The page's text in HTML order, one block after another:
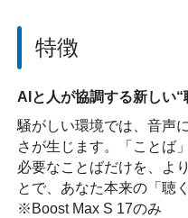
特徴
AIと人が協調する新しい“
騒がしい環境では、音声
さが生じます。「ことば
必要なことばだけを、よ
とで、あなた本来の「聴
※Boost Max S 17のみ